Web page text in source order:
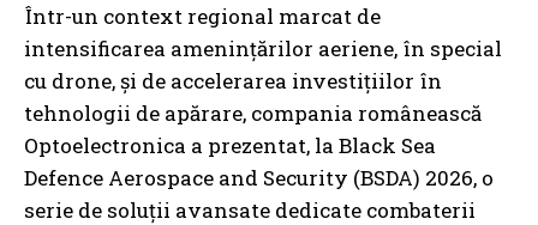
Într-un context regional marcat de
intensificarea amenințărilor aeriene, în special
cu drone, și de accelerarea investițiilor în
tehnologii de apărare, compania românească
Optoelectronica a prezentat, la Black Sea
Defence Aerospace and Security (BSDA) 2026, o
serie de soluții avansate dedicate combaterii